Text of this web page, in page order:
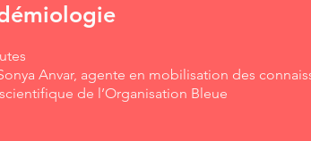
Anvar, agente en mobilisation des
de l’Organisation Bleue